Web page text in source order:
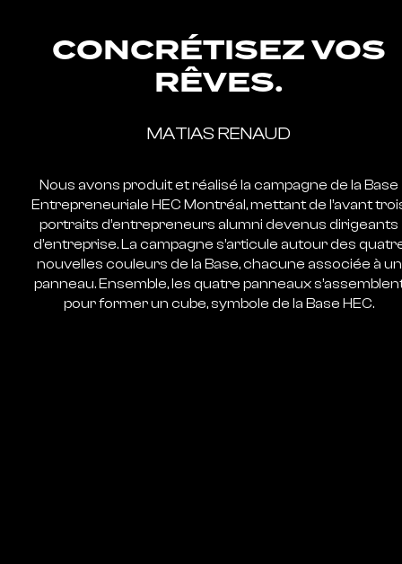
CONCRÉTISEZ VOS
RÊVES.
MATIAS RENAUD
Nous avons produit et réalisé la campagne de la Base
Entrepreneuriale HEC Montréal, mettant de l’avant
portraits d’entrepreneurs alumni devenus dirigeants
d’entreprise. La campagne s’articule autour des
nouvelles couleurs de la Base, chacune associée à un
panneau. Ensemble, les quatre panneaux
pour former un cube, symbole de la Base HEC.